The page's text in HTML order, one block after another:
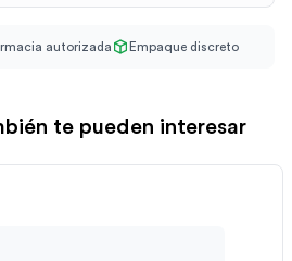
autorizada Empaque discreto
te pueden interesar